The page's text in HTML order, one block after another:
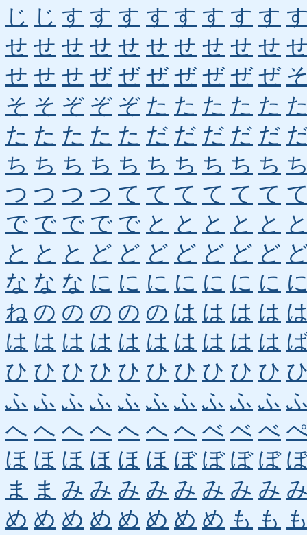
じ じ す す す す す す す す
せ せ せ せ せ せ せ せ せ せ
せ せ せ ぜ ぜ ぜ ぜ ぜ ぜ ぜ
そ そ ぞ ぞ ぞ た た た た た
た た た た た だ だ だ だ だ
ち ち ち ち ち ち ち ち ち ち
つ つ つ つ て て て て て て
で で で で で と と と と と
と と と ど ど ど ど ど ど ど
な な な に に に に に に に
ね の の の の の は は は は
は は は は は は は は は は
ひ ひ ひ ひ ひ ひ ひ ひ ひ ひ
ふ ふ ふ ふ ふ ふ ふ ふ ふ ふ
へ へ へ へ へ へ へ べ べ べ
ほ ほ ほ ほ ほ ほ ぼ ぼ ぼ ぼ
ま
ま み み み み み み み み
め め め め め め め め も も